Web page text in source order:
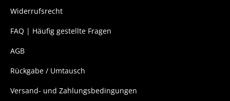
Widerrufsrecht
FAQ | Häufig gestellte Fragen
AGB
Rückgabe / Umtausch
Versand- und Zahlungsbedingungen